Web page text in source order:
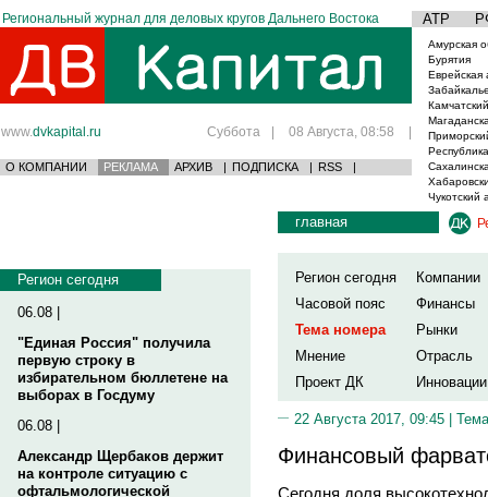
Региональный журнал для деловых кругов Дальнего Востока АТР
www.dvkapital.ru Суббота | 08 Августа, 08:58 |
О КОМПАНИИ РЕКЛАМА АРХИВ | ПОДПИСКА | RSS |
Амурская
Бурятия
Еврейская
Чукотский
Регион сегодня
06.08 |
"Единая Россия" получила
первую строку в
избирательном бюллетене на
выборах в Госдуму
06.08 |
Александр Щербаков держит
на контроле ситуацию с
офтальмологической
главная
Регион сегодня
Компании
Часовой пояс
Финансы
Тема номера
Рынки
Мнение
Отрасль
Проект ДК
Инновации
22 Августа 2017, 09:45 |
Финансовый
Сегодня доля